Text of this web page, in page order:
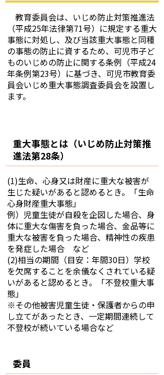
教育委員会は、いじめ防止対策推進法
（平成25年法律第71号）に規定する重大
事態に対処し、及び当該重大事態と同種
の事態の防止に資するため、可児市子ど
ものいじめの防止に関する条例（平成24
年条例第23号）に基づき、可児市教育委
員会いじめ重大事態調査委員会を設置し
ます。
重大事態とは（いじめ防止対策推
進法第28条）
(1)生命、心身又は財産に重大な被害が
生じた疑いがあると認めるとき。「生命
心身財産重大事態」
例）児童生徒が自殺を企図した場合、身
体に重大な傷害を負った場合、金品等に
重大な被害を負った場合、精神性の疾患
を発症した場合 など
(2)相当の期間（目安：年間30日）学校
を欠席することを余儀なくされている疑
いがあると認めるとき。「不登校重大事
態」
※その他被害児童生徒・保護者からの申
し立てがあったとき、一定期間連続して
不登校が続いている場合など
委員